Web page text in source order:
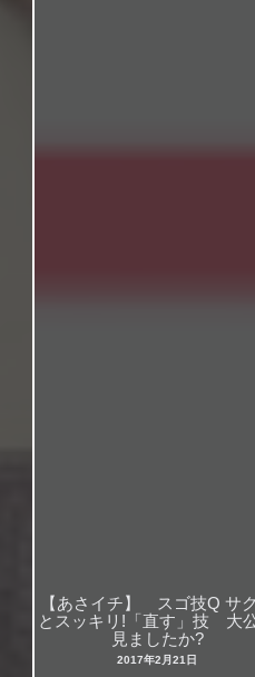
【あさイチ】 スゴ技Q サ
とスッキリ!「直す」技 大
見ましたか?
2017年2月21日